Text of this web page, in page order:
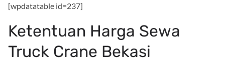
[wpdatatable id=237]
Ketentuan Harga Sewa
Truck Crane Bekasi